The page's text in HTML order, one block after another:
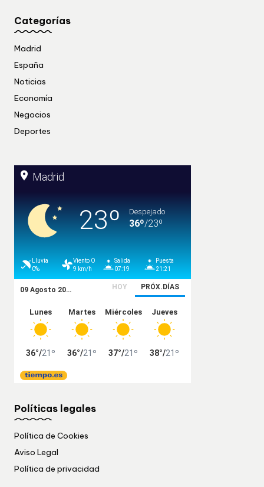
Categorías
Madrid
España
Noticias
Economía
Negocios
Deportes
Políticas legales
Política de Cookies
Aviso Legal
Política de privacidad